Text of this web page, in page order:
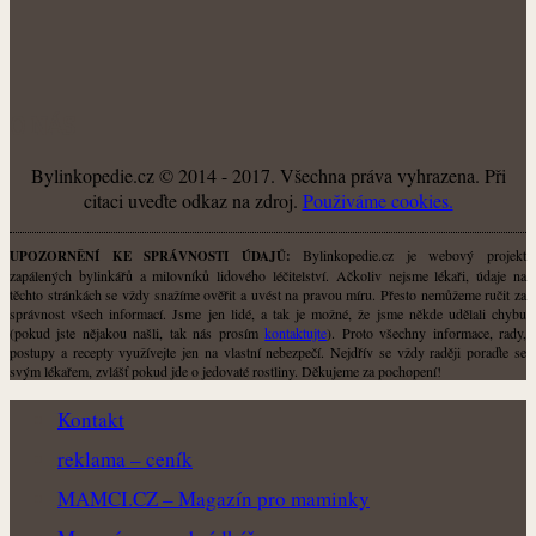
Bylinkopedie.cz © 2014 - 2017. Všechna práva vyhrazena. Při
citaci uveďte odkaz na zdroj. Použiváme cookies.
UPOZORNĚNÍ KE SPRÁVNOSTI ÚDAJŮ: Bylinkopedie.cz je webový projekt
zapálených bylinkářů a milovníků lidového léčitelství. Ačkoliv nejsme lékaři, údaje na
těchto stránkách se vždy snažíme ověřit a uvést na pravou míru. Přesto nemůžeme ručit za
správnost všech informací. Jsme jen lidé, a tak je možné, že jsme někde udělali chybu
(pokud jste nějakou našli, tak nás prosímkontaktujte). Proto všechny informace, rady,
postupy a recepty využívejte jen na vlastní nebezpečí. Nejdřív se vždy raději poraďte se
svým lékařem, zvlášť pokud jde o jedovaté rostliny. Děkujeme za pochopení!
Kontakt
reklama – ceník
MAMCI.CZ – Magazín pro maminky